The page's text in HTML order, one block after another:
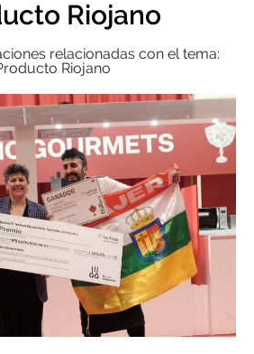
Riojano
relacionadas con el tema:
Riojano